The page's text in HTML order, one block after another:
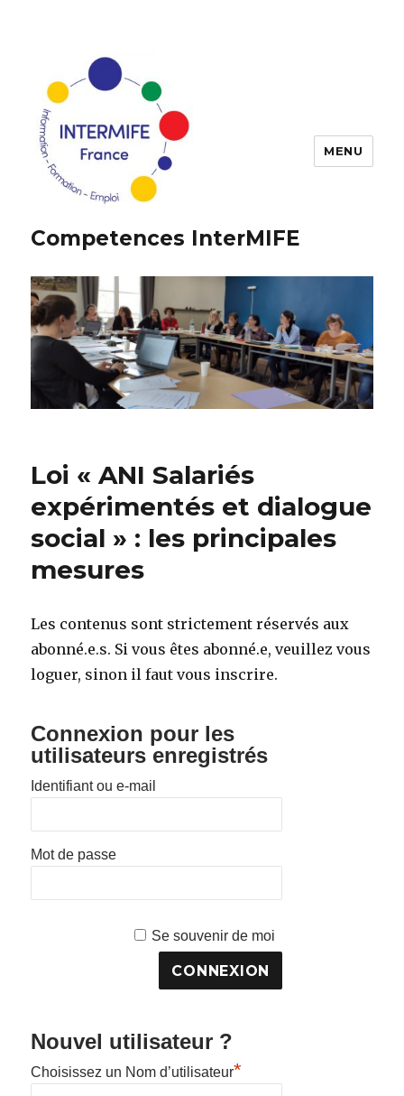
Competences InterMIFE
MENU
Loi « ANI Salariés
expérimentés et dialogue
social » : les principales
mesures
Les contenus sont strictement réservés aux
abonné.e.s. Si vous êtes abonné.e, veuillez vous
loguer, sinon il faut vous inscrire.
Connexion pour les
utilisateurs enregistrés
Identifiant ou e-mail
Mot de passe
Se souvenir de moi
Nouvel utilisateur ?
Choisissez un Nom d’utilisateur*